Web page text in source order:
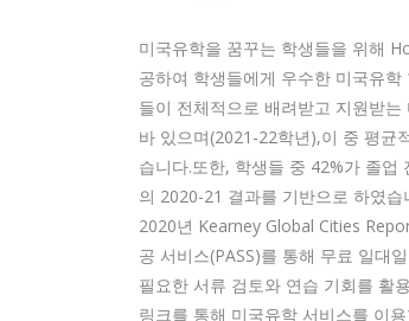
미국유학을 꿈꾸는 학생들을 위해
공하여 학생들에게 우수한 미국유
들이 전체적으로 배려받고 지원받
바 있으며(2021-22학년),이 중 평균
습니다.또한, 학생들 중 42%가 졸
의 2020-21 결과를 기반으로 하였
2020년 Kearney Global Cities
공 서비스(PASS)를 통해 무료 일대
필요한 서류 검토와 연습 기회를 활
링크를 통해 미국유학 서비스를 이